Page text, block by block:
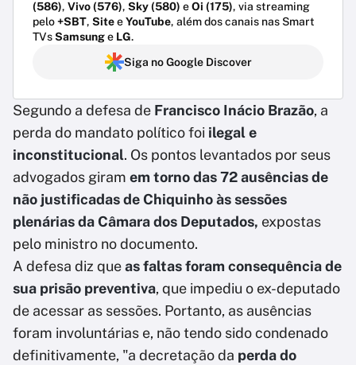
(586), Vivo (576), Sky (580) eOi (175), via streaming
pelo+SBT, SiteeYouTube, além dos canais nas Smart
TVsSamsunge LG.
Siga no Google Discover
Segundo a defesa de Francisco Inácio Brazão, a
perda do mandato político foi ilegal e
inconstitucional. Os pontos levantados por seus
advogados giram em torno das 72 ausências de
não justificadas de Chiquinho às sessões
plenárias da Câmara dos Deputados, expostas
pelo ministro no documento.
A defesa diz queas faltas foram consequência de
sua prisão preventiva, que impediu o ex-deputado
de acessar as sessões. Portanto, as ausências
foram involuntárias e, não tendo sido condenado
definitivamente, "a decretação da perda do